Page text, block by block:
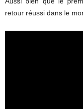
retour réussi dans le